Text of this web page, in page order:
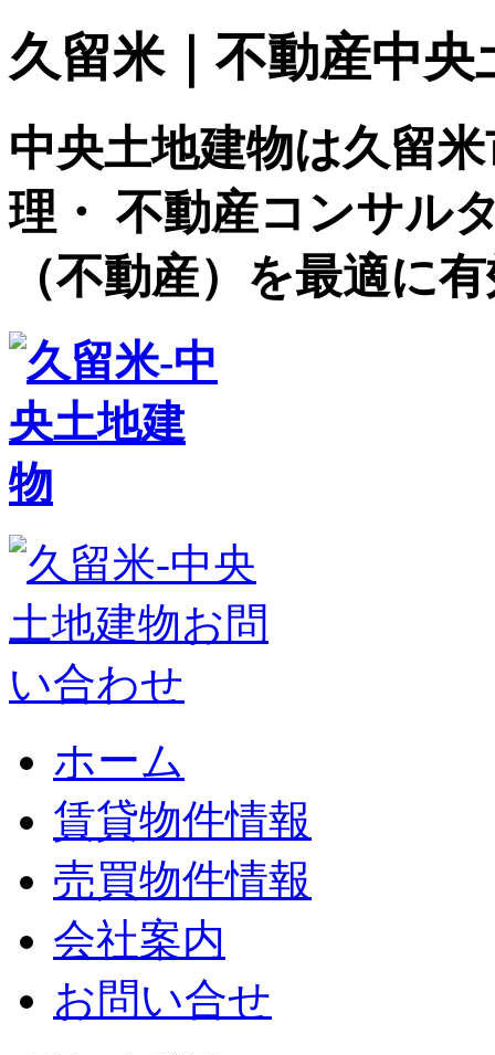
久留米｜不動産中
中央土地建物は久留
理・ 不動産コンサル
（不動産）を最適に
ホーム
賃貸物件情報
売買物件情報
会社案内
お問い合せ